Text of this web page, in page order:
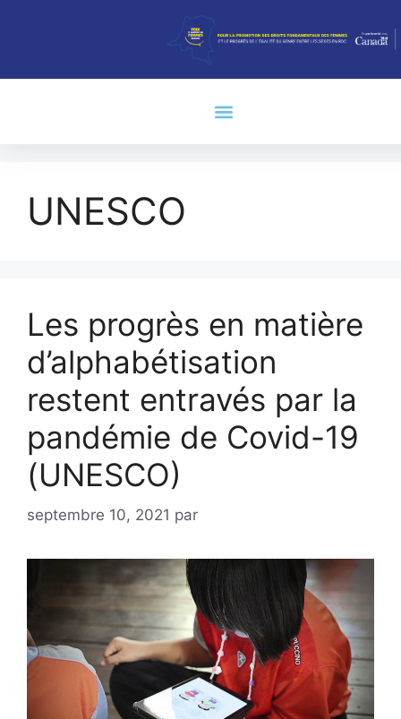
UNESCO
Les progrès en matière
d’alphabétisation
restent entravés par la
pandémie de Covid-19
(UNESCO)
septembre 10, 2021 par